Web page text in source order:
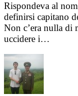
Rispondeva al
definirsi capitano
Non c’era nulla di
uccidere i…